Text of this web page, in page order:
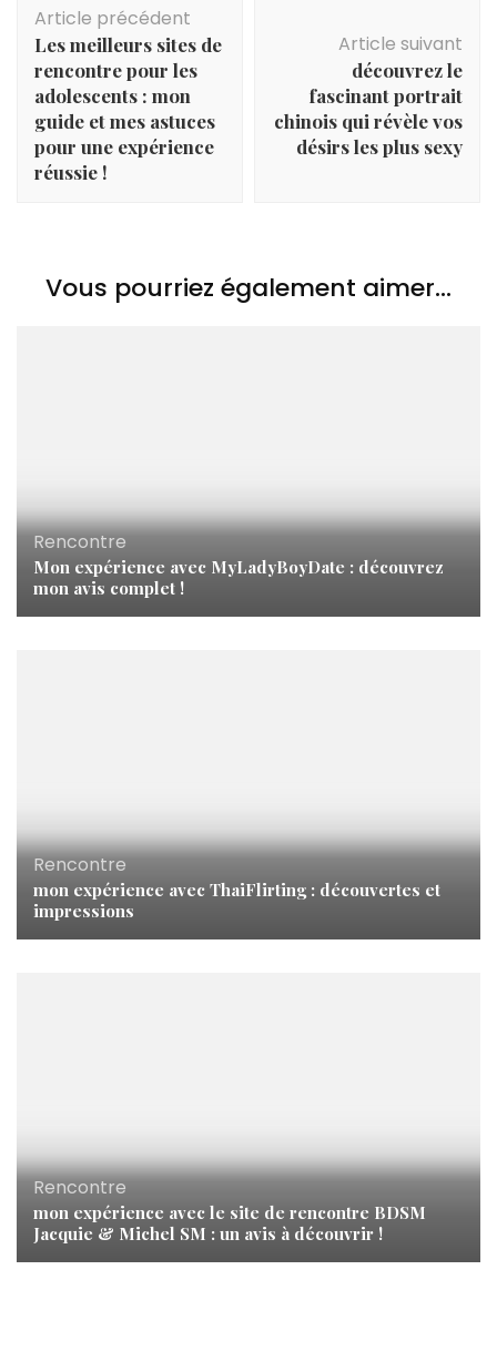
d'article
Article précédent
Les meilleurs sites de
rencontre pour les
adolescents : mon
guide et mes astuces
pour une expérience
réussie !
Article suivant
découvrez le
fascinant portrait
chinois qui révèle vos
désirs les plus sexy
Vous pourriez également aimer...
Rencontre
Mon expérience avec MyLadyBoyDate : découvrez
mon avis complet !
Rencontre
mon expérience avec ThaiFlirting : découvertes et
impressions
Rencontre
mon expérience avec le site de rencontre BDSM
Jacquie & Michel SM : un avis à découvrir !